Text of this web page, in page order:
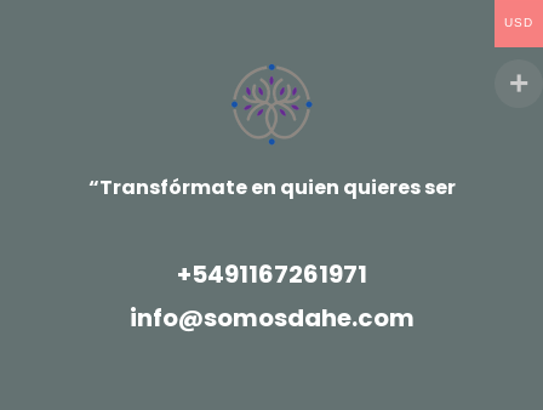
“Transfórmate en quien quieres ser
+5491167261971
info@somosdahe.com
USD